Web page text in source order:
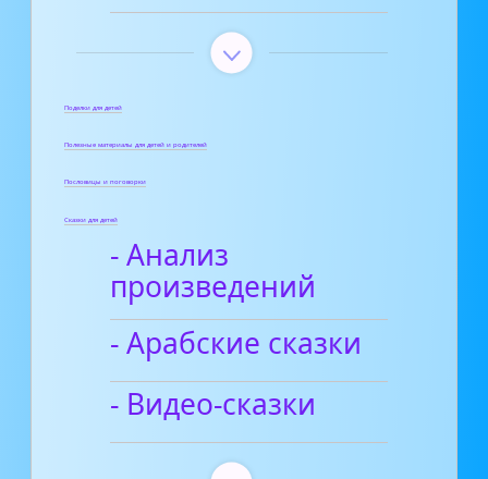
Поделки для детей
Полезные материалы для детей и родителей
Пословицы и поговорки
Сказки для детей
- Анализ
произведений
- Арабские сказки
- Видео-сказки